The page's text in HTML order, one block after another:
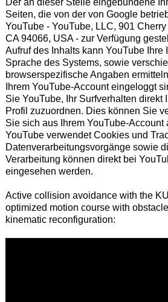
Der an dieser Stelle eingebundene
Seiten, die von der von Google
YouTube - YouTube, LLC, 901
CA 94066, USA - zur Verfügung
Aufruf des Inhalts kann YouTube Ihre
Sprache des Systems, sowie
browserspezifische Angaben
Ihrem YouTube-Account eingeloggt
Sie YouTube, Ihr Surfverhalten direkt
Profil zuzuordnen. Dies können Sie
Sie sich aus Ihrem YouTube-Account
YouTube verwendet Cookies und
Datenverarbeitungsvorgänge sowie
Verarbeitung können direkt bei
eingesehen werden.
Active collision avoidance with the
optimized motion course with
kinematic reconfiguration: